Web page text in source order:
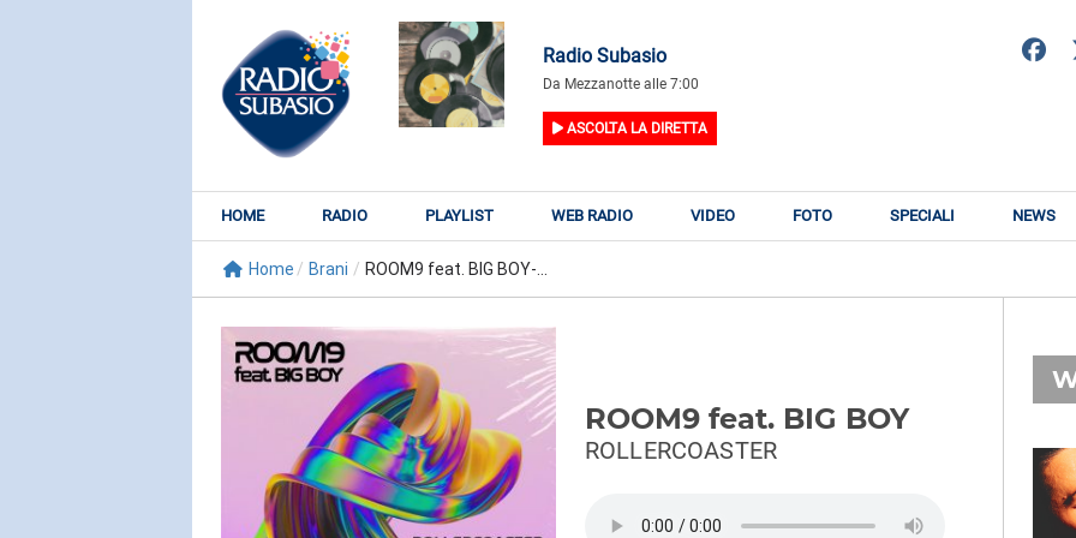
Radio Subasio
Da Mezzanotte alle 7:00
ASCOLTA LA DIRETTA
HOME RADIO PLAYLIST WEB RADIO VIDEO FOTO SPECIALI NEWS
Home / Brani / ROOM9 feat. BIG BOY-...
ROOM9 feat. BIG BOY
ROLLERCOASTER
RADIO SUBY
KATY PERRY
Watch It Burn
NEGRAMARO
Lo sai da qui